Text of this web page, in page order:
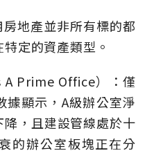
地產並非所有標的都
定的資產類型。
A Prime Office）：僅
據顯示，A級辦公室淨
，且建設管線處於十
的辦公室板塊正在分